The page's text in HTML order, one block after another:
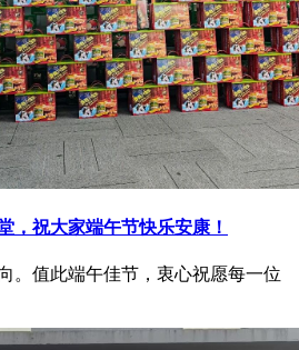
，祝大家端午节快乐安康！
。值此端午佳节，衷心祝愿每一位